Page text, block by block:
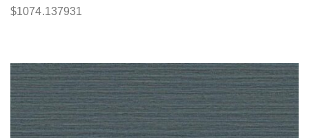
$1074.137931